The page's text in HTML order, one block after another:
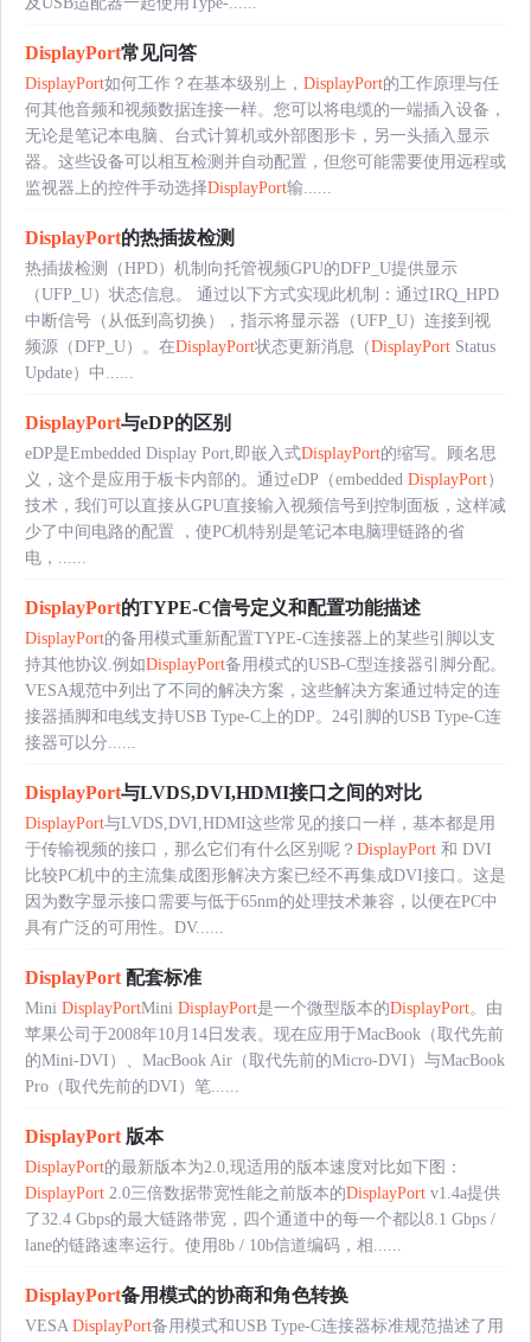
DisplayPort常见问答
DisplayPort如何工作？在基本级别上， DisplayPort的工作原理与任
何其他音频和视频数据连接一样。您可以将电缆的一端插入设备，
无论是笔记本电脑、台式计算机或外部图形卡，另一头插入显示
器。这些设备可以相互检测并自动配置，但您可能需要使用远程或
监视器上的控件手动选择DisplayPort输......
DisplayPort的热插拔检测
热插拔检测（HPD）机制向托管视频GPU的DFP_U提供显示
（UFP_U）状态信息。 通过以下方式实现此机制：通过IRQ_HPD
中断信号（从低到高切换），指示将显示器（UFP_U）连接到视
频源（DFP_U）。在DisplayPort状态更新消息（DisplayPort Status
Update）中......
DisplayPort与eDP的区别
eDP是Embedded Display Port,即嵌入式DisplayPort的缩写。顾名思
义，这个是应用于板卡内部的。通过eDP（embedded DisplayPort）
技术，我们可以直接从GPU直接输入视频信号到控制面板，这样减
少了中间电路的配置 ，使PC机特别是笔记本电脑理链路的省
电，......
DisplayPort的TYPE-C信号定义和配置功能描述
DisplayPort的备用模式重新配置TYPE-C连接器上的某些引脚以支
持其他协议.例如DisplayPort备用模式的USB-C型连接器引脚分配。
VESA规范中列出了不同的解决方案，这些解决方案通过特定的连
接器插脚和电线支持USB Type-C上的DP。24引脚的USB Type-C连
接器可以分......
DisplayPort与LVDS,DVI,HDMI接口之间的对比
DisplayPort与LVDS,DVI,HDMI这些常见的接口一样，基本都是用
于传输视频的接口，那么它们有什么区别呢？ DisplayPort 和 DVI
比较PC机中的主流集成图形解决方案已经不再集成DVI接口。这是
因为数字显示接口需要与低于65nm的处理技术兼容，以便在PC中
具有广泛的可用性。DV......
DisplayPort 配套标准
Mini DisplayPortMini DisplayPort是一个微型版本的DisplayPort。由
苹果公司于2008年10月14日发表。现在应用于MacBook（取代先前
的Mini-DVI）、MacBook Air（取代先前的Micro-DVI）与MacBook
Pro（取代先前的DVI）笔......
DisplayPort 版本
DisplayPort的最新版本为2.0,现适用的版本速度对比如下图：
DisplayPort 2.0三倍数据带宽性能之前版本的DisplayPort v1.4a提供
了32.4 Gbps的最大链路带宽，四个通道中的每一个都以8.1 Gbps /
lane的链路速率运行。使用8b / 10b信道编码，相......
DisplayPort备用模式的协商和角色转换
VESA DisplayPort备用模式和USB Type-C连接器标准规范描述了用